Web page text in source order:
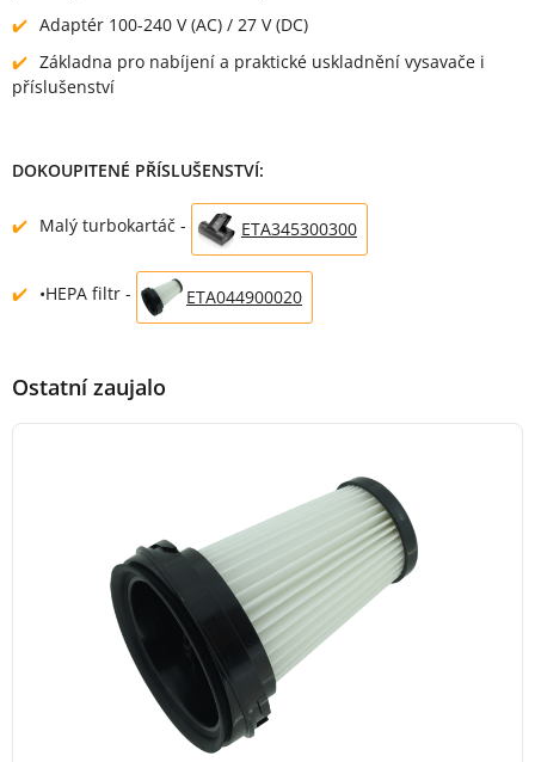
Adaptér 100-240 V (AC) / 27 V (DC)
Základna pro nabíjení a praktické uskladnění vysavače i
příslušenství
DOKOUPITENÉ PŘÍSLUŠENSTVÍ:
Malý turbokartáč - ETA345300300
•HEPA filtr - ETA044900020
Ostatní zaujalo